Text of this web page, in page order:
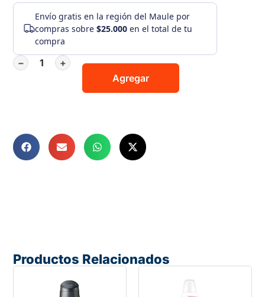
Envío gratis en la región del Maule por
compras sobre$25.000 en el total de tu
compra
−
+
Agregar
Productos Relacionados